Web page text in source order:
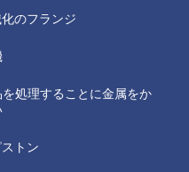
のフランジ
処理することに金属をか
トン